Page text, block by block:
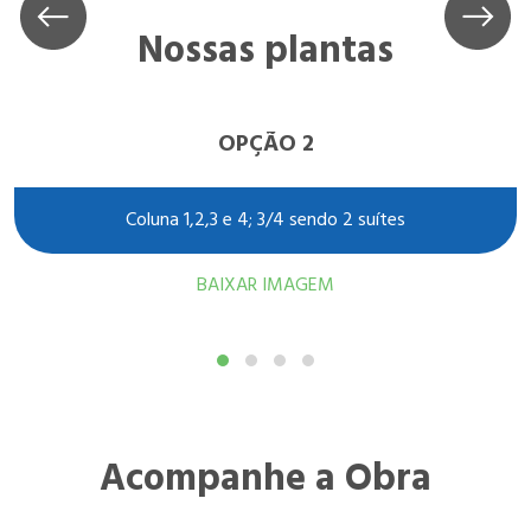
Nossas plantas
OPÇÃO 2
Coluna 1,2,3 e 4; 3/4 sendo 2 suítes
BAIXAR IMAGEM
Acompanhe a Obra